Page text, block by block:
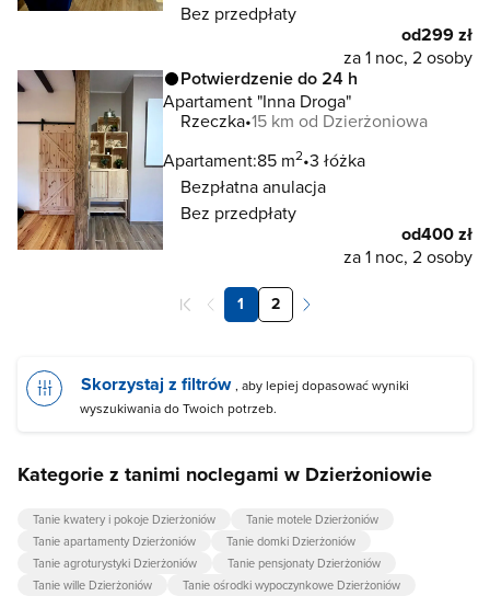
Bez przedpłaty
od299 zł
za 1 noc, 2 osoby
Potwierdzenie do 24 h
Apartament "Inna Droga"
Rzeczka 15 km od Dzierżoniowa
Apartament:85 m2 3 łóżka
Bezpłatna anulacja
Bez przedpłaty
od400 zł
za 1 noc, 2 osoby
1 2
Skorzystaj z filtrów , aby lepiej dopasować wyniki
wyszukiwania do Twoich potrzeb.
Kategorie z tanimi noclegami w Dzierżoniowie
Tanie kwatery i pokoje Dzierżoniów
Tanie motele Dzierżoniów
Tanie apartamenty Dzierżoniów
Tanie domki Dzierżoniów
Tanie agroturystyki Dzierżoniów
Tanie pensjonaty Dzierżoniów
Tanie wille Dzierżoniów
Tanie ośrodki wypoczynkowe Dzierżoniów